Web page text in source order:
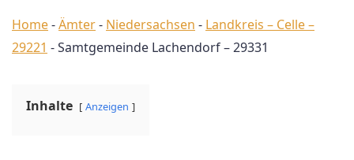
Home-Ämter- Niedersachsen - Landkreis – Celle –
29221 -Samtgemeinde Lachendorf – 29331
Inhalte Anzeigen